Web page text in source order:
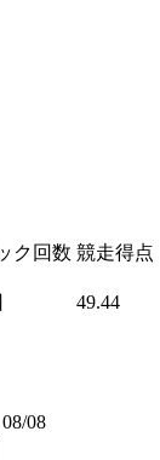
ク回数 競走得点
49.44
08/08